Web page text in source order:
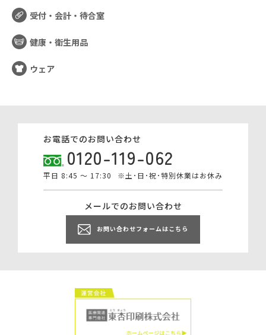
受付・会計・待合室
健康・衛生用品
ウェア
お電話でのお問い合わせ
0120-119-062
平日 8:45 ～ 17:30 ※土･日･祝･特別休業はお休み
メールでのお問い合わせ
お問い合わせフォームはこちら